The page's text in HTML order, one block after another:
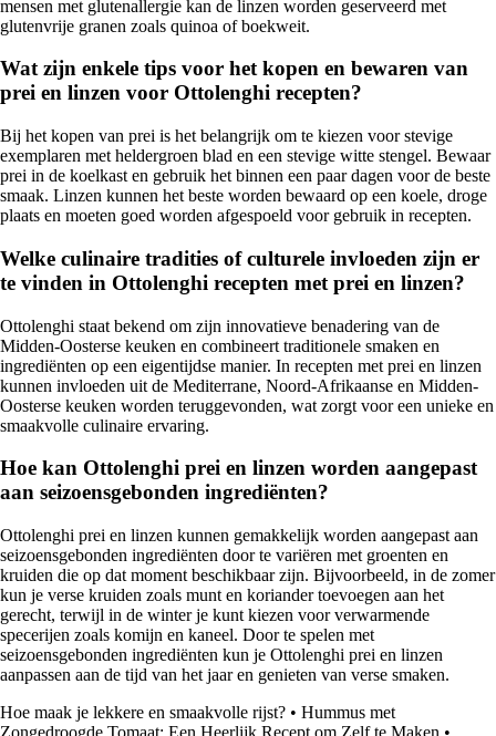
mensen met glutenallergie kan de linzen worden geserveerd met
glutenvrije granen zoals quinoa of boekweit.
Wat zijn enkele tips voor het kopen en bewaren van
prei en linzen voor Ottolenghi recepten?
Bij het kopen van prei is het belangrijk om te kiezen voor stevige
exemplaren met heldergroen blad en een stevige witte stengel. Bewaar
prei in de koelkast en gebruik het binnen een paar dagen voor de beste
smaak. Linzen kunnen het beste worden bewaard op een koele, droge
plaats en moeten goed worden afgespoeld voor gebruik in recepten.
Welke culinaire tradities of culturele invloeden zijn er
te vinden in Ottolenghi recepten met prei en linzen?
Ottolenghi staat bekend om zijn innovatieve benadering van de
Midden-Oosterse keuken en combineert traditionele smaken en
ingrediënten op een eigentijdse manier. In recepten met prei en linzen
kunnen invloeden uit de Mediterrane, Noord-Afrikaanse en Midden-
Oosterse keuken worden teruggevonden, wat zorgt voor een unieke en
smaakvolle culinaire ervaring.
Hoe kan Ottolenghi prei en linzen worden aangepast
aan seizoensgebonden ingrediënten?
Ottolenghi prei en linzen kunnen gemakkelijk worden aangepast aan
seizoensgebonden ingrediënten door te variëren met groenten en
kruiden die op dat moment beschikbaar zijn. Bijvoorbeeld, in de zomer
kun je verse kruiden zoals munt en koriander toevoegen aan het
gerecht, terwijl in de winter je kunt kiezen voor verwarmende
specerijen zoals komijn en kaneel. Door te spelen met
seizoensgebonden ingrediënten kun je Ottolenghi prei en linzen
aanpassen aan de tijd van het jaar en genieten van verse smaken.
Hoe maak je lekkere en smaakvolle rijst? • Hummus met
Zongedroogde Tomaat: Een Heerlijk Recept om Zelf te Maken •